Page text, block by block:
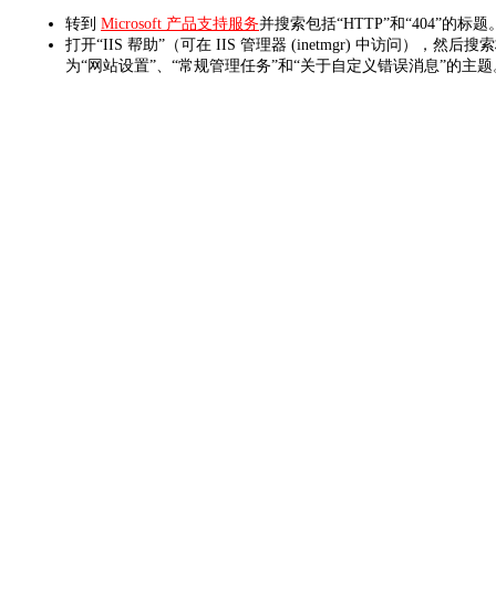
转到 Microsoft 产品支持服务并搜索包括“HTTP”和“404”的标题
打开“IIS 帮助”（可在 IIS 管理器 (inetmgr) 中访问），然后搜
为“网站设置”、“常规管理任务”和“关于自定义错误消息”的主题